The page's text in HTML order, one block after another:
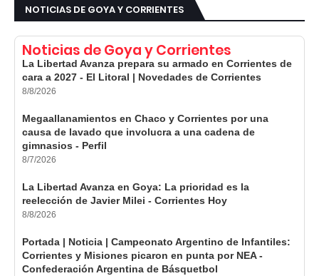
NOTICIAS DE GOYA Y CORRIENTES
Noticias de Goya y Corrientes
La Libertad Avanza prepara su armado en Corrientes de
cara a 2027 - El Litoral | Novedades de Corrientes
8/8/2026
Megaallanamientos en Chaco y Corrientes por una
causa de lavado que involucra a una cadena de
gimnasios - Perfil
8/7/2026
La Libertad Avanza en Goya: La prioridad es la
reelección de Javier Milei - Corrientes Hoy
8/8/2026
Portada | Noticia | Campeonato Argentino de Infantiles:
Corrientes y Misiones picaron en punta por NEA -
Confederación Argentina de Básquetbol